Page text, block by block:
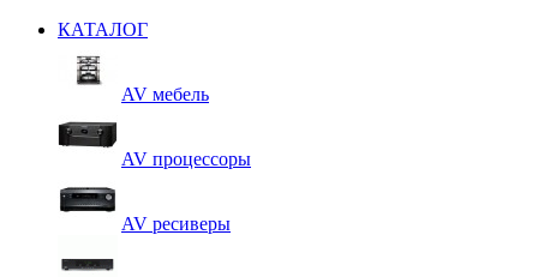
КАТАЛОГ
AV мебель
AV процессоры
AV ресиверы